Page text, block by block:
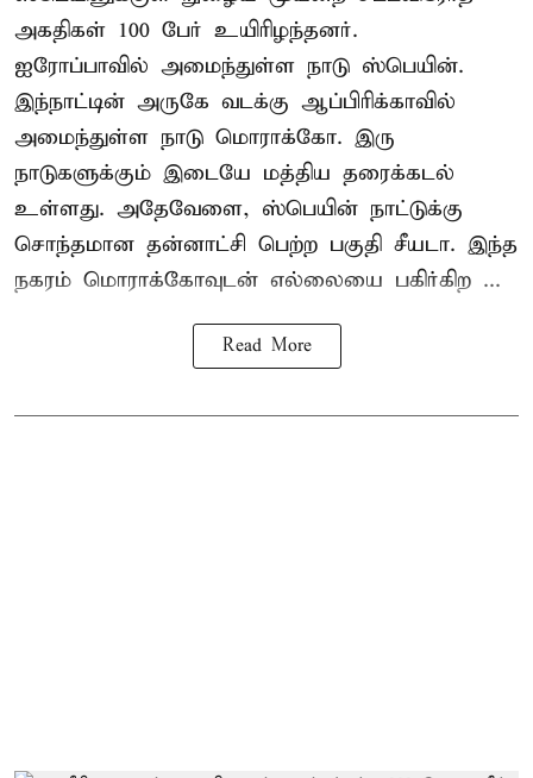
அகதிகள் 100 பேர் உயிரிழந்தனர்.
ஐரோப்பாவில் அமைந்துள்ள நாடு ஸ்பெயின்.
இந்நாட்டின் அருகே வடக்கு ஆப்பிரிக்காவில்
அமைந்துள்ள நாடு மொராக்கோ. இரு
நாடுகளுக்கும் இடையே மத்திய தரைக்கடல்
உள்ளது. அதேவேளை, ஸ்பெயின் நாட்டுக்கு
சொந்தமான தன்னாட்சி பெற்ற பகுதி சீயடா. இந்த
நகரம் மொராக்கோவுடன் எல்லையை பகிர்கிற ...
Read More